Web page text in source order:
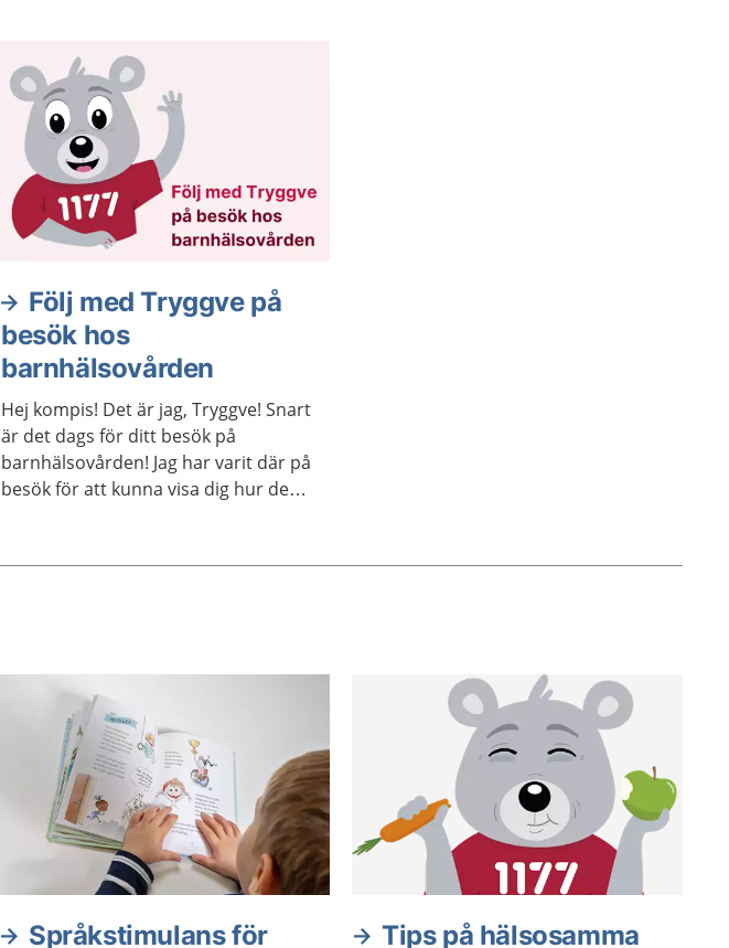
Följ med Tryggve på
besök hos
barnhälsovården
Hej kompis! Det är jag, Tryggve! Snart
är det dags för ditt besök på
barnhälsovården! Jag har varit där på
besök för att kunna visa dig hur det
Språkstimulans för
Tips på hälsosamma